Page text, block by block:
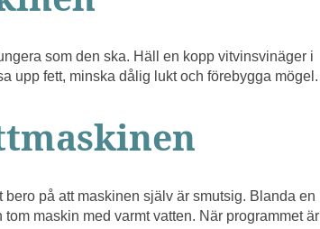
som den ska. Häll en kopp vitvinsvinäger i
upp fett, minska dålig lukt och förebygga mögel.
på att maskinen själv är smutsig. Blanda en
maskin med varmt vatten. När programmet är